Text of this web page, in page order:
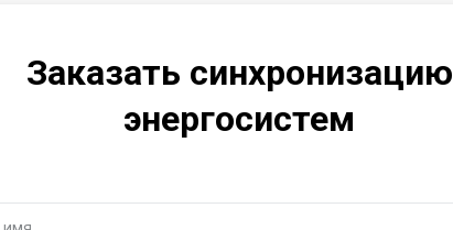
Заказать синхронизацию
энергосистем